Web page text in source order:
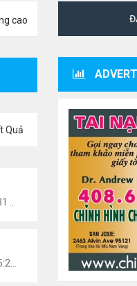
cao
Quả
Văn Nghệ Hải Ngoại
Văn Nghệ Hải Ngoại